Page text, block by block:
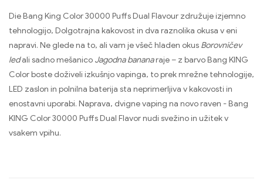
Die Bang King Color 30000 Puffs Dual Flavour združuje izjemno
tehnologijo, Dolgotrajna kakovost in dva raznolika okusa v eni
napravi. Ne glede na to, ali vam je všeč hladen okus Borovničev
ledali sadno mešanico Jagodna bananaraje – z barvo Bang KING
Color boste doživeli izkušnjo vapinga, to prek mrežne tehnologije,
LED zaslon in polnilna baterija sta neprimerljiva v kakovosti in
enostavni uporabi. Naprava, dvigne vaping na novo raven - Bang
KING Color 30000 Puffs Dual Flavor nudi svežino in užitek v
vsakem vpihu.